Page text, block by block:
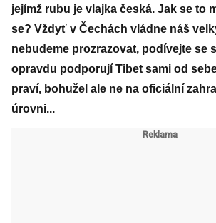
jejímž rubu je vlajka česká. Jak se to
se? Vždyť v Čechách vládne náš
nebudeme prozrazovat, podívejte se
opravdu podporují Tibet sami od
praví, bohužel ale ne na oficiální
úrovni...